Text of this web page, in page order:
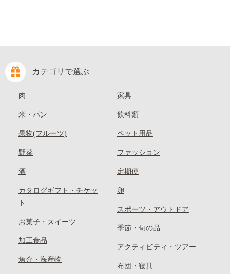
カテゴリで選ぶ
肉
米・パン
果物(フルーツ)
野菜
酒
カタログギフト・チケッ
ト
お菓子・スイーツ
加工食品
魚介・海産物
家具
飲料類
ペット用品
ファッション
定期便
卵
スポーツ・アウトドア
季節・旬の品
アクティビティ・ツアー
布団・寝具